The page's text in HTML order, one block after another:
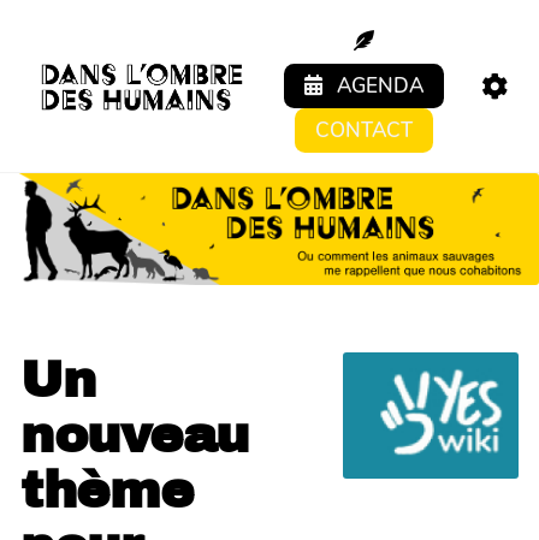
AGENDA
CONTACT
Un
nouveau
thème